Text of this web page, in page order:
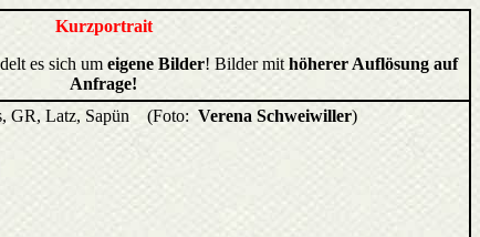
Kurzportrait
es sich um eigene Bilder! Bilder mit höherer Auflösung auf
Anfrage!
GR, Latz, Sapün (Foto: Verena Schweiwiller)